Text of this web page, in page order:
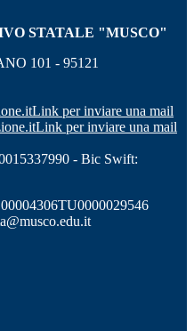
STATALE "MUSCO"
101 - 95121
Link per inviare una mail
Link per inviare una mail
- Bic Swift: